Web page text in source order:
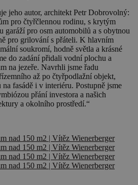
jeho autor, architekt Petr Dobrovolný:
pro čtyřčlennou rodinu, s krytým
garáží pro osm automobilů a s obytnou
pro grilování s přáteli. K hlavním
soukromí, hodně světla a krásné
do zadání přidali vodní plochu a
na jezeře. Navrhli jsme řadu
až po čtyřpodlažní objekt,
fasádě i v interiéru. Postupně jsme
přání investora a našich
a okolního prostředí.“